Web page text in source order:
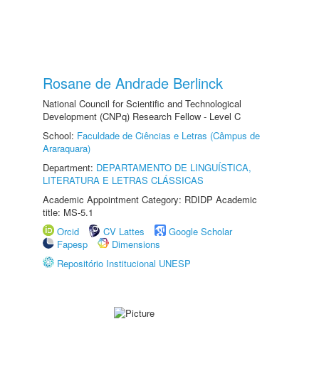
Rosane de Andrade Berlinck
National Council for Scientific and Technological
Development (CNPq) Research Fellow - Level C
School: Faculdade de Ciências e Letras (Câmpus de
Araraquara)
Department: DEPARTAMENTO DE LINGUÍSTICA,
LITERATURA E LETRAS CLÁSSICAS
Academic Appointment Category: RDIDP Academic
title: MS-5.1
Orcid
CV Lattes
Google Scholar
Fapesp
Dimensions
Repositório Institucional UNESP